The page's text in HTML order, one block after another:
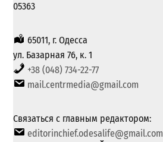
05363
65011, г. Одесса
ул. Базарная 76, к. 1
+38 (048) 734-22-77
mail.centrmedia@gmail.com
Связаться с главным редактором:
editorinchief.odesalife@gmail.com